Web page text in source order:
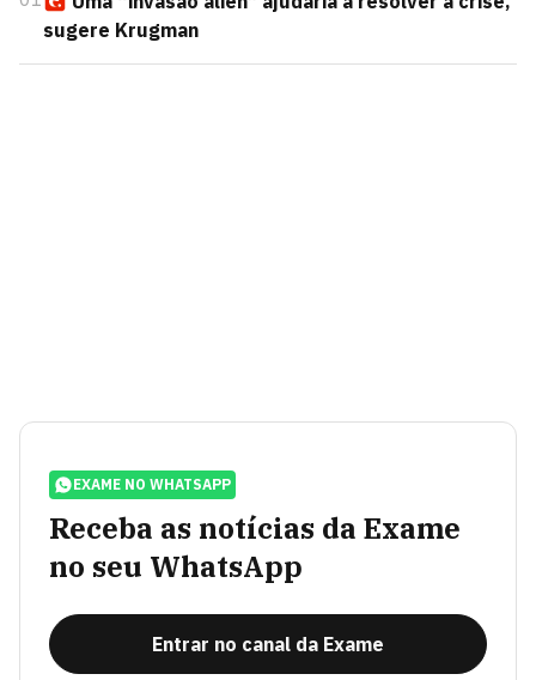
sugere Krugman
EXAME NO WHATSAPP
Receba as notícias da Exame
no seu WhatsApp
Entrar no canal da Exame